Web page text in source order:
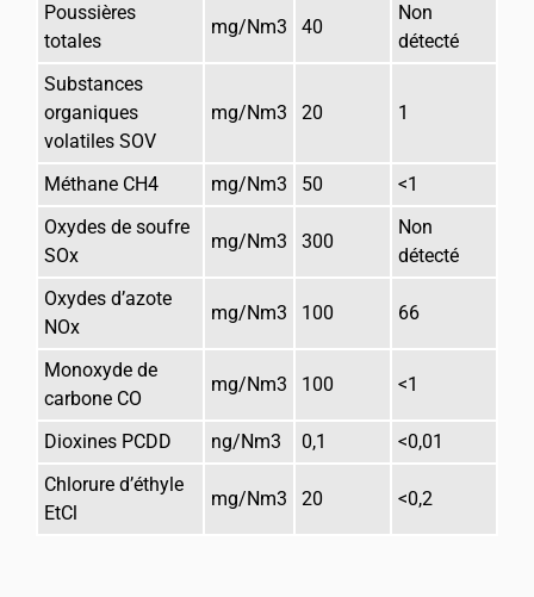
Poussières
totales
mg/Nm3 40
Non
détecté
Substances
organiques
volatiles SOV
mg/Nm3 20 1
Méthane CH4 mg/Nm3 50
<1
Oxydes de soufre
SOx
mg/Nm3 300
Non
détecté
Oxydes d’azote
NOx
mg/Nm3 100 66
Monoxyde de
carbone CO
mg/Nm3 100 <1
Dioxines PCDD ng/Nm3 0,1
<0,01
Chlorure d’éthyle
EtCl
mg/Nm3 20 <0,2